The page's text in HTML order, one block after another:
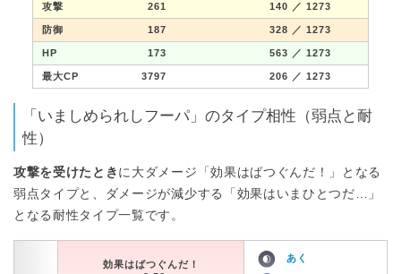
攻撃 261 140 ／ 1273
防御 187 328 ／ 1273
HP 173 563 ／ 1273
最大CP 3797 206 ／ 1273
「いましめられしフーパ」のタイプ相性（弱点と耐
性）
攻撃を受けたとき に大ダメージ「効果はばつぐんだ！」となる
弱点タイプと、ダメージが減少する「効果はいまひとつだ…」
となる耐性タイプ一覧です。
効果はばつぐんだ！
あく